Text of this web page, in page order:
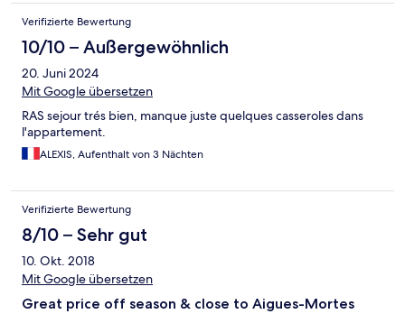
désagréable puisque j'avais étudié les deux options et choisi la
résidence Fleur de Sel. Heureusement les deux établissements
ne sont que peu éloignés l'un de l'autre. A cela s'ajoute que le
jour de notre arrivée, la réception était fermée donc nous
n'avons pas eu la possibilité de discuter de la situation et n'avons
eu d'autre choix que de nous installer dans le logement attribué.
étaient cela dit claires. A prendre en compte car ce n'est pas du
tout clair dans le descriptif Hotels.com : vous êtes censés vous
approvisionner seuls en papier toilettes (un rouleau seulement
d'autres en demandant gentiment à la réception) et savons et il
est attendu de vous que vous fassiez une partie du ménage en
partant (laver la cuisine, passer l'aspirateur en partant et retirer
les draps des lits). Ce n'est pas grave en soi mais ça devrait être
précisé.
Verifizierte Bewertung
10/10 – Außergewöhnlich
20. Juni 2024
Mit Google übersetzen
RAS sejour trés bien, manque juste quelques casseroles dans
l'appartement.
ALEXIS, Aufenthalt von 3 Nächten
Verifizierte Bewertung
8/10 – Sehr gut
10. Okt. 2018
Mit Google übersetzen
Great price off season & close to Aigues-Mortes